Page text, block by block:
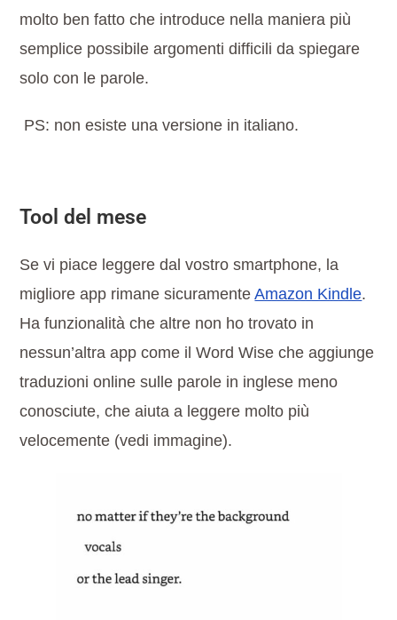
molto ben fatto che introduce nella maniera più
semplice possibile argomenti difficili da spiegare
solo con le parole.
PS: non esiste una versione in italiano.
Tool del mese
Se vi piace leggere dal vostro smartphone, la
migliore app rimane sicuramenteAmazon Kindle.
Ha funzionalità che altre non ho trovato in
nessun’altra app come il Word Wise che aggiunge
traduzioni online sulle parole in inglese meno
conosciute, che aiuta a leggere molto più
velocemente (vedi immagine).